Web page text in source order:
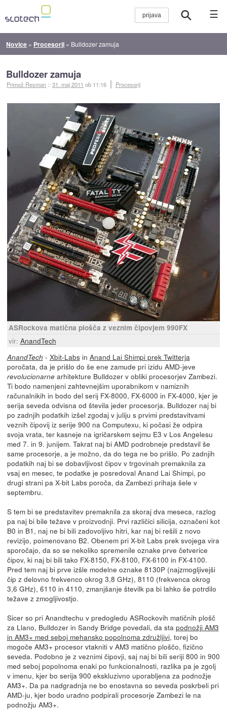
☰
Novice » Procesorji » Bulldozer zamuja
Bulldozer zamuja
Primož Resman ::31. maj 2011 ob 11:16 Procesorji
ASRockova matična plošča z veznim čipovjem 990FX
vir: AnandTech
AnandTech - Xbit-Labsin Anand Lai Shimpi prek Twitterja
poročata, da je prišlo do še ene zamude pri izidu AMD-jeve
revolucionarnearhitekture Bulldozer v obliki procesorjev Zambezi.
Ti bodo namenjeni zahtevnejšim uporabnikom v namiznih
računalnikih in bodo del serij FX-8000, FX-6000 in FX-4000, kjer je
serija seveda odvisna od števila jeder procesorja. Bulldozer naj bi
po zadnjih podatkih izšel zgodaj v juliju s prvimi predstavitvami
veznih čipovij iz serije 900 na Computexu, ki počasi že odpira
svoja vrata, ter kasneje na igričarskem sejmu E3 v Los Angelesu
med 7. in 9. junijem. Takrat naj bi AMD podrobneje predstavil še
same procesorje, a je možno, da do tega ne bo prišlo. Po zadnjih
podatkih naj bi se dobavljivost čipov v trgovinah premaknila za
vsaj en mesec, te podatke je posredoval Anand Lai Shimpi, po
drugi strani pa X-bit Labs poroča, da Zambezi prihaja šele v
septembru.
S tem bi se predstavitev premaknila za skoraj dva meseca, razlog
pa naj bi bile težave v proizvodnji. Prvi različici silicija, označeni kot
B0 in B1, naj ne bi bili zadovoljivo hitri, kar naj bi rešili z novo
revizijo, poimenovano B2. Obenem pri X-bit Labs prek svojega vira
sporočajo, da so se nekoliko spremenile oznake prve četverice
čipov, ki naj bi bili tako FX-8150, FX-8100, FX-6100 in FX-4100.
Pred tem naj bi prve izšle modelne oznake 8130P (najzmogljivejši
čip z delovno frekvenco okrog 3,8 GHz), 8110 (frekvenca okrog
3,6 GHz), 6110 in 4110, zmanjšanje številk pa bi lahko še potrdilo
težave z zmogljivostjo.
Sicer so pri Anandtechu v predogledu ASRockovih matičnih plošč
za Llano, Bulldozer in Sandy Bridge povedali, da sta podnožji AM3
in AM3+ med seboj mehansko popolnoma združljivi, torej bo
mogoče AM3+ procesor vtakniti v AM3 matično ploščo, fizično
seveda. Podobno je z veznimi čipovji, saj naj bi bili seriji 800 in 900
med seboj popolnoma enaki po funkcionalnosti, razlika pa je zgolj
v imenu, kjer bo serija 900 ekskluzivno uporabljena za podnožje
AM3+. Da pa nadgradnja ne bo enostavna so seveda poskrbeli pri
AMD-ju, kjer bodo uradno podpirali procesorje Zambezi le na
podnožju AM3+.